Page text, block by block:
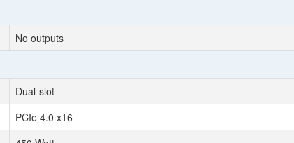
No outputs
Dual-slot
PCIe 4.0 x16